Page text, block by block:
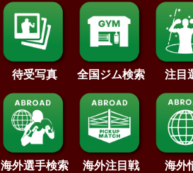
待受写真 全国ジム検索 注目
海外選手検索 海外注目戦 海外